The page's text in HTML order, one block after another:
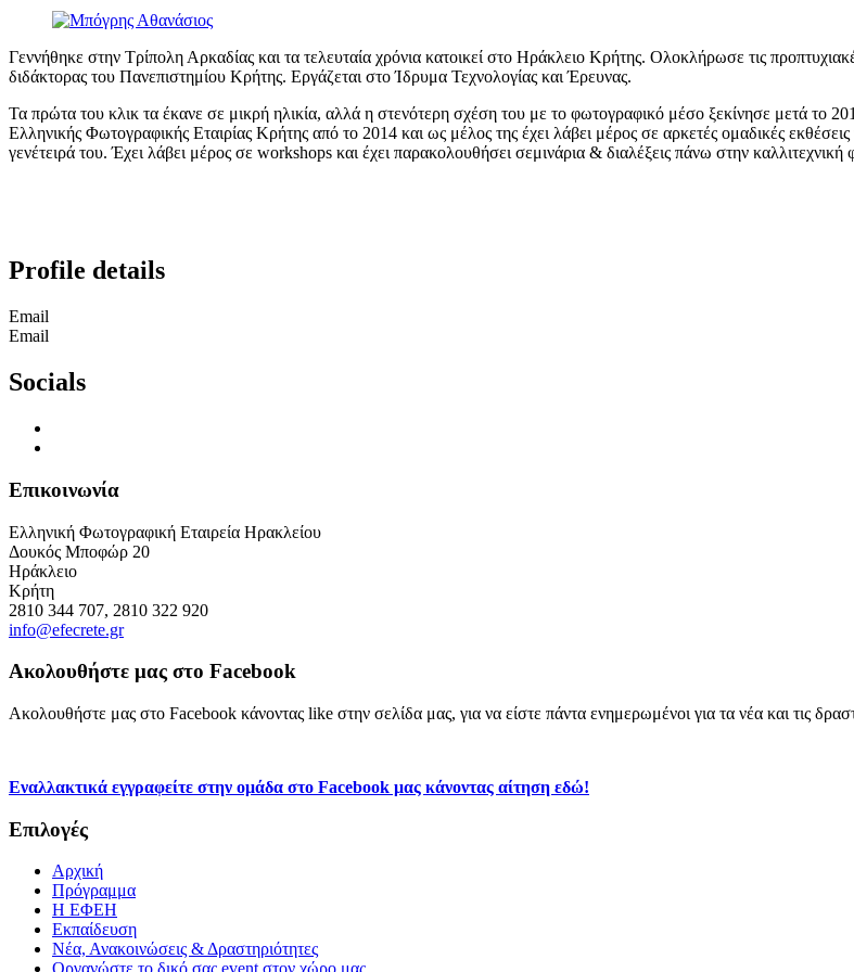
Γεννήθηκε στην Τρίπολη Αρκαδίας και τα τελευταία χρόνια κατοικεί στο Ηράκλειο Κρήτης. Ολοκλήρωσε τις
διδάκτορας του Πανεπιστημίου Κρήτης. Εργάζεται στο Ίδρυμα Τεχνολογίας και Έρευνας.
Τα πρώτα του κλικ τα έκανε σε μικρή ηλικία, αλλά η στενότερη σχέση του με το φωτογραφικό μέσο ξεκίνησε μετά το
Ελληνικής Φωτογραφικής Εταιρίας Κρήτης από το 2014 και ως μέλος της έχει λάβει μέρος σε αρκετές ομαδικές
γενέτειρά του. Έχει λάβει μέρος σε workshops και έχει παρακολουθήσει σεμινάρια & διαλέξεις πάνω στην
Profile details
Email
Email
Socials
Επικοινωνία
Ελληνική Φωτογραφική Εταιρεία Ηρακλείου
Δουκός Μποφώρ 20
Ηράκλειο
Κρήτη
2810 344 707, 2810 322 920
info@efecrete.gr
Ακολουθήστε μας στο Facebook
Ακολουθήστε μας στο Facebook κάνοντας like στην σελίδα μας, για να είστε πάντα ενημερωμένοι για τα νέα και τις
Εναλλακτικά εγγραφείτε στην ομάδα στο Facebook μας κάνοντας αίτηση εδώ!
Επιλογές
Αρχική
Πρόγραμμα
H ΕΦΕΗ
Εκπαίδευση
Νέα, Ανακοινώσεις & Δραστηριότητες